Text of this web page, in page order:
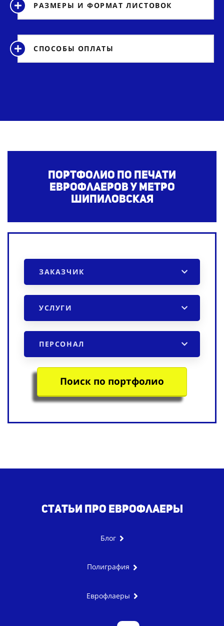
РАЗМЕРЫ И ФОРМАТ ЛИСТОВОК
СПОСОБЫ ОПЛАТЫ
Портфолио по печати
еврофлаерову метро
Шипиловская
ЗАКАЗЧИК
УСЛУГИ
ПЕРСОНАЛ
Поиск по портфолио
Статьи про еврофлаеры
Блог
Полиграфия
Еврофлаеры